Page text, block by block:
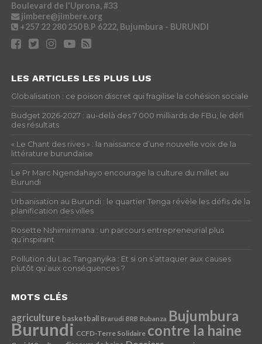
Boulevard de l'Uprona, #33
jimbere@jimbere.org
+257 22 280 250 B.P 6222, Bujumbura - BURUNDI
LES ARTICLES LES PLUS LUS
Globalisation : ce poison discret qui fragilise la cohésion sociale
Budget 2026-2027 : au-delà des 7 000 milliards de FBu, le défi
des résultats
« Le Chant des rives » : la naissance d’une nouvelle voix de la
littérature burundaise
Le Pr Marc Ngendahayo encourage la culture du millet au
Burundi
Urbanisation au Burundi : le quartier Tenga révèle les défis de la
planification des villes
Rosette Nshimirimana : un parcours entrepreneurial plus
qu’inspirant
Pollution du Lac Tanganyika : Et si on s’attaquer aux causes
plutôt qu’aux conséquences ?
MOTS CLÉS
agriculture basketball Brarudi BRB Bubanza Bujumbura
Burundi CCFD-Terre Solidaire contre la haine